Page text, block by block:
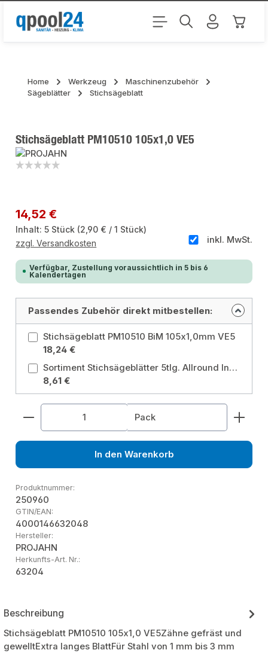
Zum Hauptinhalt springen
Home Werkzeug
Maschinenzubehör
Sägeblätter
Stichsägeblatt
Stichsägeblatt PM10510 105x1,0 VE5
Regulärer Preis:
14,52 €
Inhalt:5 Stück (2,90 € / 1 Stück)
inkl. MwSt.
zzgl. Versandkosten
Verfügbar, Zustellung voraussichtlich in 5 bis 6
Kalendertagen
Passendes Zubehör direkt mitbestellen:
Stichsägeblatt PM10510 BiM 105x1,0mm VE5
18,24 €
Sortiment Stichsägeblätter 5tlg. Allround Inhalt je 1Stück: 63122, 63101, 63124, 63201, 63202
8,61 €
Produkt Anzahl: Gib den gewünschten Wert
Pack
In den Warenkorb
Produktnummer:
250960
GTIN/EAN:
4000146632048
Hersteller:
PROJAHN
Herkunfts-Art. Nr.:
63204
Beschreibung
Stichsägeblatt PM10510 105x1,0 VE5Zähne gefräst und
gewelltExtra langes BlattFür Stahl von 1 mm bis 3 mm